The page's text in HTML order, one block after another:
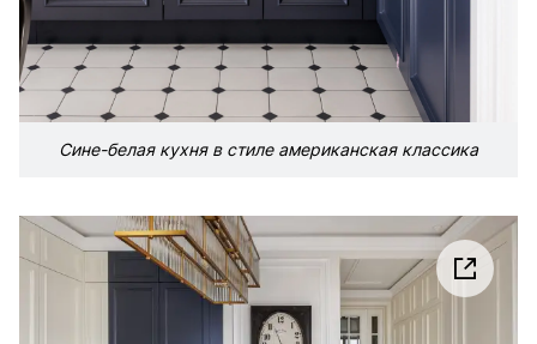
Сине-белая кухня в стиле американская классика